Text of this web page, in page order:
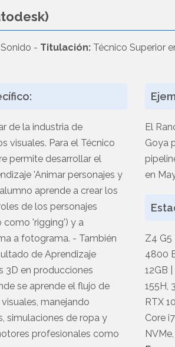
- Titulación: Técnico Superior
de la industria de
visuales. Para el Técnico
permite desarrollar el
'Animar personajes y
aprende a crear los
de los personajes
como 'rigging') y a
a fotograma. - También
de Aprendizaje
3D en producciones
se aprende el flujo de
manejando
simulaciones de ropa y
profesionales como
El
Goya
en
Z4 G5
4800
12GB
155H,
RTX
Core